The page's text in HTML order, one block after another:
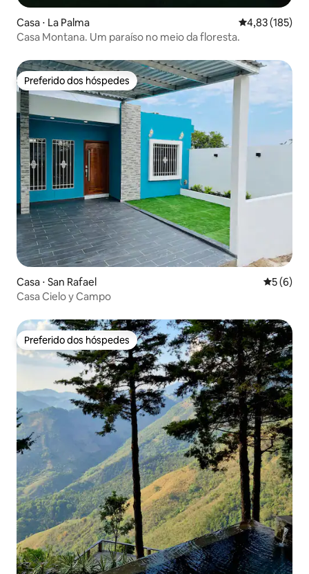
Casa ⋅ La Palma 4,83 de uma
4,83 (185)
Casa Montana. Um paraíso no meio da floresta.
Preferido dos hóspedes
Preferido dos hóspedes
Casa ⋅ San Rafael 5 de
5 (6)
Casa Cielo y Campo
Preferido dos hóspedes
Preferido dos hóspedes